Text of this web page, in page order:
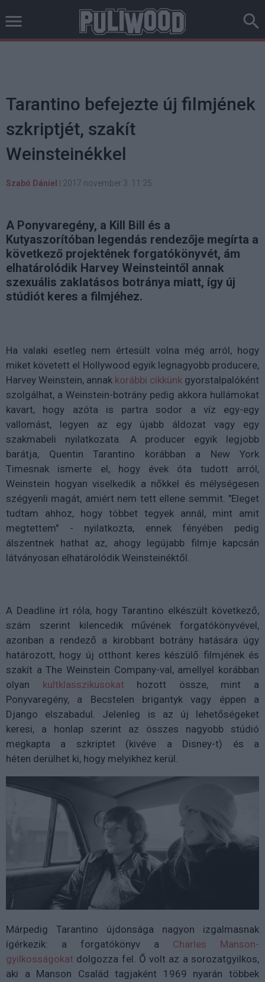
Tarantino befejezte új filmjének
szkriptjét, szakít
Weinsteinékkel
Szabó Dániel 2017 november 3. 11:25
A Ponyvaregény, a Kill Bill és a
Kutyaszorítóban legendás rendezője megírta a
következő projektének forgatókönyvét, ám
elhatárolódik Harvey Weinsteintől annak
szexuális zaklatásos botránya miatt, így új
stúdiót keres a filmjéhez.
Ha valaki esetleg nem értesült volna még arról, hogy
miket követett el Hollywood egyik legnagyobb producere,
Harvey Weinstein, annak korábbi cikkünk gyorstalpalóként
szolgálhat, a Weinstein-botrány pedig akkora hullámokat
kavart, hogy azóta is partra sodor a víz egy-egy
vallomást, legyen az egy újabb áldozat vagy egy
szakmabeli nyilatkozata. A producer egyik legjobb
barátja, Quentin Tarantino korábban a New York
Timesnak ismerte el, hogy évek óta tudott arról,
Weinstein hogyan viselkedik a nőkkel és mélységesen
szégyenli magát, amiért nem tett ellene semmit. "Eleget
tudtam ahhoz, hogy többet tegyek annál, mint amit
megtettem" - nyilatkozta, ennek fényében pedig
álszentnek hathat az, ahogy legújabb filmje kapcsán
látványosan elhatárolódik Weinsteinéktől.
A Deadline írt róla, hogy Tarantino elkészült következő,
szám szerint kilencedik művének forgatókönyvével,
azonban a rendező a kirobbant botrány hatására úgy
határozott, hogy új otthont keres készülő filmjének és
szakít a The Weinstein Company-val, amellyel korábban
olyan kultklasszikusokat hozott össze, mint a
Ponyvaregény, a Becstelen brigantyk vagy éppen a
Django elszabadul. Jelenleg is az új lehetőségeket
keresi, a honlap szerint az összes nagyobb stúdió
megkapta a szkriptet (kivéve a Disney-t) és a
héten derülhet ki, hogy melyikhez kerül.
Márpedig Tarantino újdonsága nagyon izgalmasnak
ígérkezik: a forgatókönyv a Charles Manson-
gyilkosságokat dolgozza fel. Ő volt az a sorozatgyilkos,
aki a Manson Család tagjaként 1969 nyarán többek